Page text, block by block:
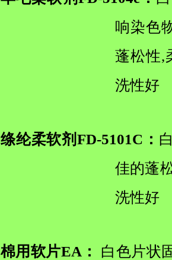
响染色
蓬松性,
洗性好
绦纶柔软剂FD-5101C：
佳的蓬
洗性好
棉用软片EA： 白色片状